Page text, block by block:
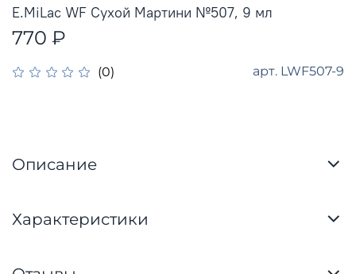
(0) арт. LWF507-9
E.MiLac WF Сухой Мартини №507, 9 мл
770 ₽
Описание
Характеристики